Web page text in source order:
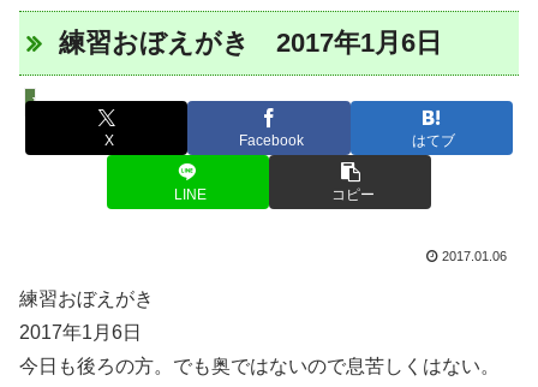
練習おぼえがき 2017年1月6日
J-WETインド支部～ヨガのこころ～
X Facebook はてブ
LINE コピー
2017.01.06
練習おぼえがき
2017年1月6日
今日も後ろの方。でも奥ではないので息苦しくはない。